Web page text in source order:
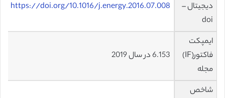
دیجیتال –
doi
https://doi.org/10.1016/j.energy.2016.07.008
ایمپکت
فاکتور(IF)
مجله
6.153 در سال 2019
شاخص